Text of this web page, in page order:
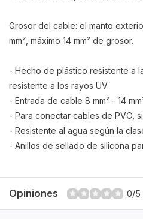
Grosor del cable: el manto
mm², máximo 14 mm² de grosor.
- Hecho de plástico resistente a
resistente a los rayos UV.
- Entrada de cable 8 mm² - 14
- Para conectar cables de PVC,
- Resistente al agua según la
- Anillos de sellado de silicona
Opiniones 0/5